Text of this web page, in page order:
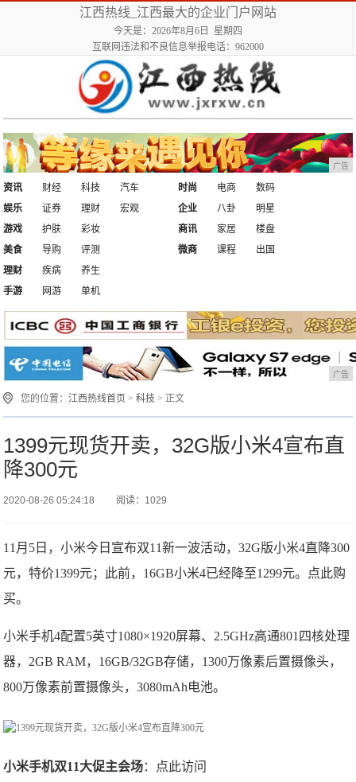
江西热线_江西最大的企业门户网站
今天是：2026年8月6日 星期四
互联网违法和不良信息举报电话：962000
广告
资讯 财经 科技
汽车
娱乐
证券 理财 宏观
时尚 电商
数码
企业
八卦
明星
游戏
护肤
彩妆
美食
导购 评测
商讯 家居
楼盘
微商
课程
出国
理财
疾病
养生
手游
网游 单机
广告
您的位置：江西热线首页 >科技 > 正文
1399元现货开卖，32G版小米4宣布直
降300元
2020-08-26 05:24:18 阅读：1029
11月5日，小米今日宣布双11新一波活动，32G版小米4直降300
元，特价1399元；此前，16GB小米4已经降至1299元。点此购
买。
小米手机4配置5英寸1080×1920屏幕、2.5GHz高通801四核处理
器，2GB RAM，16GB/32GB存储，1300万像素后置摄像头，
800万像素前置摄像头，3080mAh电池。
小米手机双11大促主会场：点此访问